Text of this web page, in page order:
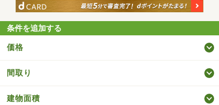
条件を追加する
価格
間取り
建物面積